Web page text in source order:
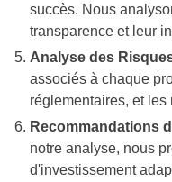
succès. Nous
transparence et leur
Analyse des
associés à chaque
réglementaires, et
Recommandations
notre analyse, nous
d'investissement